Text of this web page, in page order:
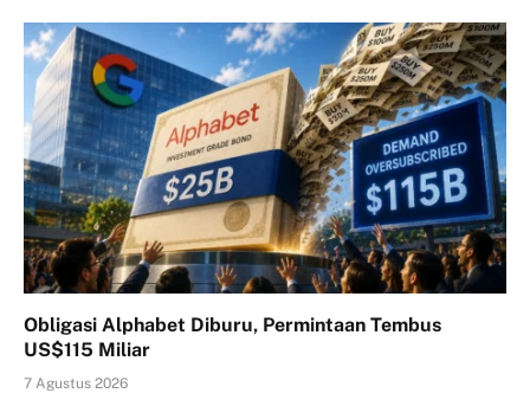
Obligasi Alphabet Diburu, Permintaan Tembus
US$115 Miliar
7 Agustus 2026